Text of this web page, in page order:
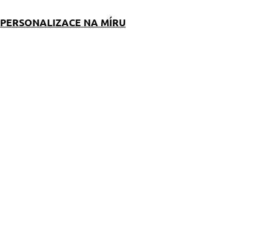
PERSONALIZACE NA MÍRU